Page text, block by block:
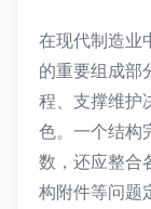
在现代制造业
的重要组成部
程、支撑维护
色。一个结构
数，还应整合
构附件等问题